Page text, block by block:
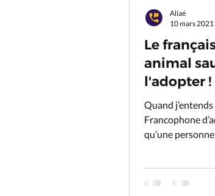
Le
animal
l'adopter !
Quand
Francophone
qu’une
Aliaé
10 mars 2021